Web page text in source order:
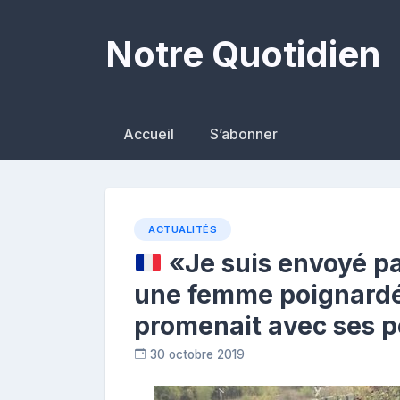
Notre Quotidien
Accueil S’abonner
ACTUALITÉS
«Je suis envoyé
une femme
promenait avec ses
30 octobre 2019
o